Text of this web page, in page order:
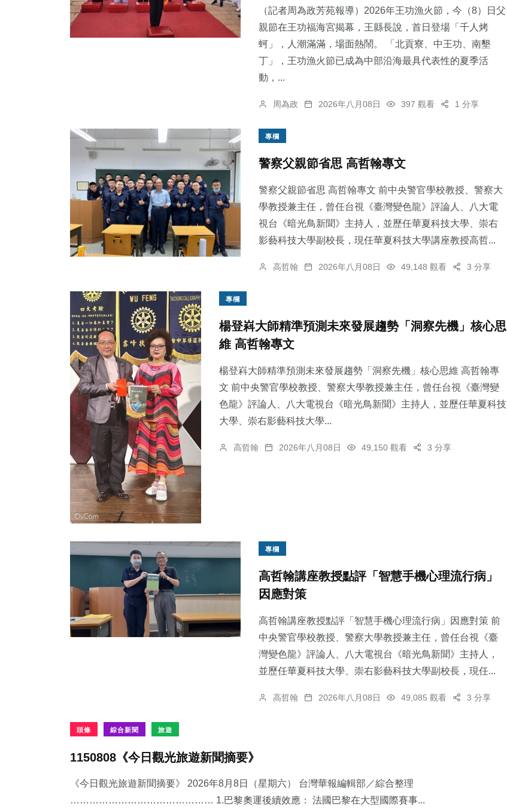
（記者周為政芳苑報導）2026年王功漁火節，今（8）日父
親節在王功福海宮揭幕，王縣長說，首日登場「千人烤
蚵」，人潮滿滿，場面熱鬧。 「北貢寮、中王功、南墾
丁」，王功漁火節已成為中部沿海最具代表性的夏季活
動，...
周為政 2026年八月08日 397 觀看 1 分享
專欄
警察父親節省思 高哲翰專文
警察父親節省思 高哲翰專文 前中央警官學校教授、警察大
學教授兼主任，曾任台視《臺灣變色龍》評論人、八大電
視台《暗光鳥新聞》主持人，並歷任華夏科技大學、崇右
影藝科技大學副校長，現任華夏科技大學講座教授高哲...
高哲翰 2026年八月08日 49,148 觀看 3 分享
專欄
楊登嵙大師精準預測未來發展趨勢「洞察先機」核心思
維 高哲翰專文
楊登嵙大師精準預測未來發展趨勢「洞察先機」核心思維 高哲翰專
文 前中央警官學校教授、警察大學教授兼主任，曾任台視《臺灣變
色龍》評論人、八大電視台《暗光鳥新聞》主持人，並歷任華夏科技
大學、崇右影藝科技大學...
高哲翰 2026年八月08日 49,150 觀看 3 分享
專欄
高哲翰講座教授點評「智慧手機心理流行病」
因應對策
高哲翰講座教授點評「智慧手機心理流行病」因應對策 前
中央警官學校教授、警察大學教授兼主任，曾任台視《臺
灣變色龍》評論人、八大電視台《暗光鳥新聞》主持人，
並歷任華夏科技大學、崇右影藝科技大學副校長，現任...
高哲翰 2026年八月08日 49,085 觀看 3 分享
頭條 綜合新聞 旅遊
1150808《今日觀光旅遊新聞摘要》
《今日觀光旅遊新聞摘要》 2026年8月8日（星期六） 台灣華報編輯部／綜合整理
……………………………………… 1.​巴黎奧運後續效應： 法國巴黎在大型國際賽事...